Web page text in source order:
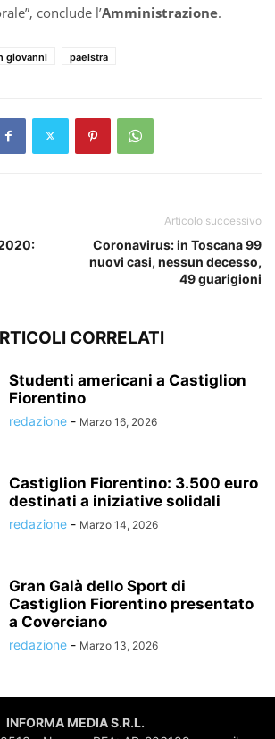
conclude l’Amministrazione.
giovanni paelstra
Articolo successivo
Coronavirus: in Toscana 99
nuovi casi, nessun decesso,
49 guarigioni
CORRELATI
Studenti americani a Castiglion
Fiorentino
redazione - Marzo 16, 2026
Castiglion Fiorentino: 3.500 euro
destinati a iniziative solidali
redazione - Marzo 14, 2026
Gran Galà dello Sport di
Castiglion Fiorentino presentato
a Coverciano
redazione - Marzo 13, 2026
INFORMA MEDIA S.R.L.